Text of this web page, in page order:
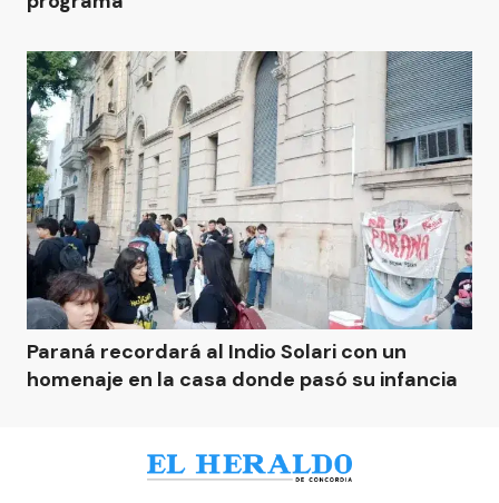
Paraná recordará al Indio Solari con un
homenaje en la casa donde pasó su infancia